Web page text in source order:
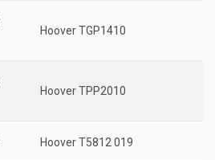
Hoover TGP1410
Hoover TPP2010
Hoover T5812 019